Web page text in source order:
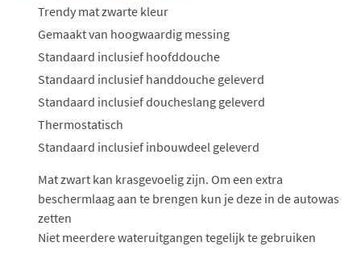
ophalen...
Trendy mat zwarte kleur
Gemaakt van hoogwaardig messing
Standaard inclusief hoofddouche
Standaard inclusief handdouche geleverd
Standaard inclusief doucheslang geleverd
Thermostatisch
Standaard inclusief inbouwdeel geleverd
Mat zwart kan krasgevoelig zijn. Om een extra
beschermlaag aan te brengen kun je deze in de autowas
zetten
Niet meerdere wateruitgangen tegelijk te gebruiken